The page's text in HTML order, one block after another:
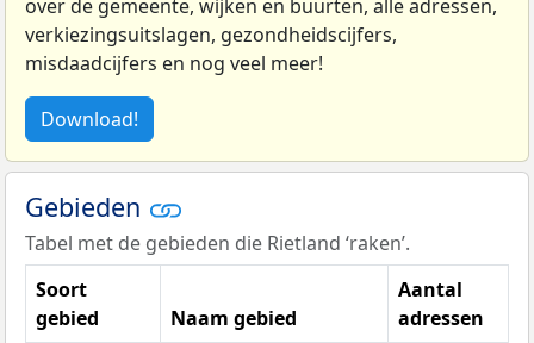
over de gemeente, wijken en buurten, alle adressen,
verkiezingsuitslagen, gezondheidscijfers,
misdaadcijfers en nog veel meer!
Download!
Gebieden
Tabel met de gebieden die Rietland ‘raken’.
Soort
gebied
Naam gebied
Aantal
adressen